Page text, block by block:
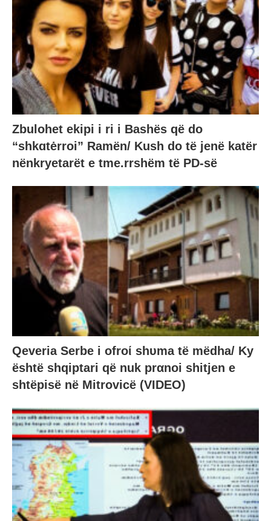
Zbulohet ekipi i ri i Bashës që do
“shkɑtėrroi” Ramën/ Kush do të jenë katër
nënkryetarët e tme.rrshëm të PD-së
Qeveria Serbe i ofroί shυma të mëdha/ Ky
është shqiptari që nuk prαnoi shitjen e
shtëpisë në Mitrovicë (VIDEO)